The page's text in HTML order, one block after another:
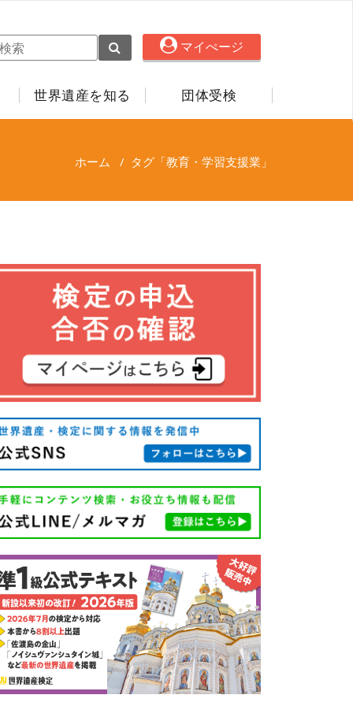
マイぺージ
世界遺産を知る 団体受検
ホーム / タグ「教育・学習支援業」